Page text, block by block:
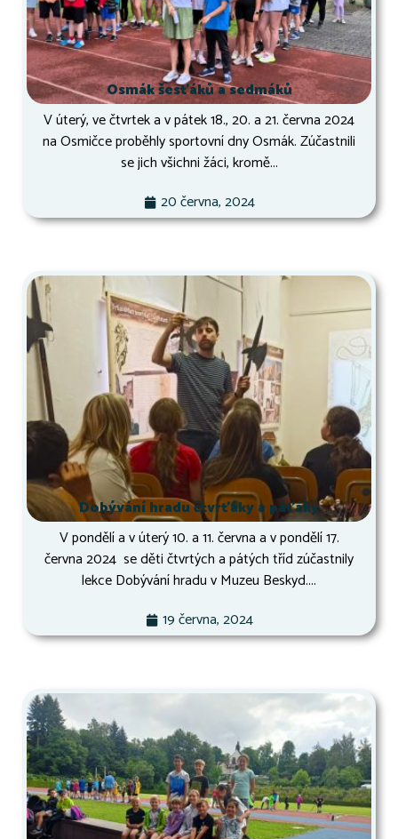
Osmák šesťáků a sedmáků
V úterý, ve čtvrtek a v pátek 18., 20. a 21. června 2024
na Osmičce proběhly sportovní dny Osmák. Zúčastnili
se jich všichni žáci, kromě...
20 června, 2024
Dobývání hradu čtvrťáky a páťáky
V pondělí a v úterý 10. a 11. června a v pondělí 17.
června 2024 se děti čtvrtých a pátých tříd zúčastnily
lekce Dobývání hradu v Muzeu Beskyd....
19 června, 2024